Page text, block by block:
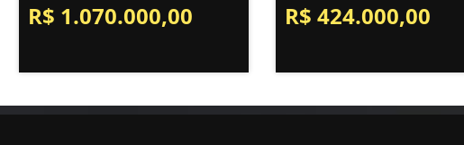
R$ 1.070.000,00 R$ 424.000,00